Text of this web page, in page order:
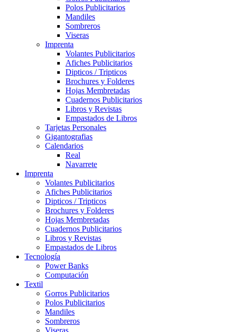
Polos Publicitarios
Mandiles
Sombreros
Viseras
Imprenta
Volantes Publicitarios
Afiches Publicitarios
Dipticos / Tripticos
Brochures y Folderes
Hojas Membretadas
Cuadernos Publicitarios
Libros y Revistas
Empastados de Libros
Tarjetas Personales
Gigantografias
Calendarios
Real
Navarrete
Imprenta
Volantes Publicitarios
Afiches Publicitarios
Dipticos / Tripticos
Brochures y Folderes
Hojas Membretadas
Cuadernos Publicitarios
Libros y Revistas
Empastados de Libros
Tecnología
Power Banks
Computación
Textil
Gorros Publicitarios
Polos Publicitarios
Mandiles
Sombreros
Viseras